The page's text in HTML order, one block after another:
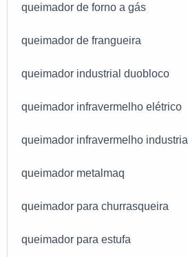
queimador de forno a gás
queimador de frangueira
queimador industrial duobloco
queimador infravermelho elétrico
queimador infravermelho industrial
queimador metalmaq
queimador para churrasqueira
queimador para estufa